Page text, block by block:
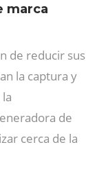
marca
de reducir sus
la captura y
de
cerca de la